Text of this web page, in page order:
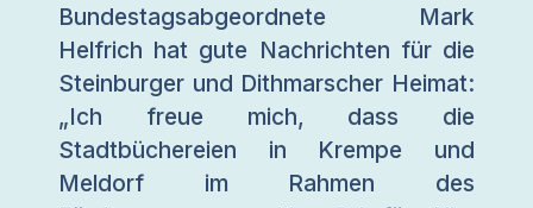
Bundestagsabgeordnete Mark
Helfrich hat gute Nachrichten für die
Steinburger und Dithmarscher Heimat:
„Ich freue mich, dass die
Stadtbüchereien in Krempe und
Meldorf im Rahmen des